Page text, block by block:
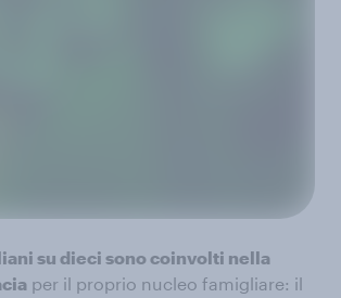
su dieci sono coinvolti nella
per il proprio nucleo famigliare: il